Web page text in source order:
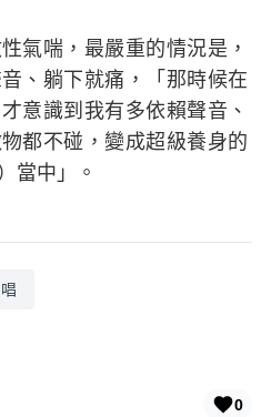
氣喘，最嚴重的情況是，
、躺下就痛，「那時候在
意識到我有多依賴聲音、
都不碰，變成超級養身的
當中」。
0